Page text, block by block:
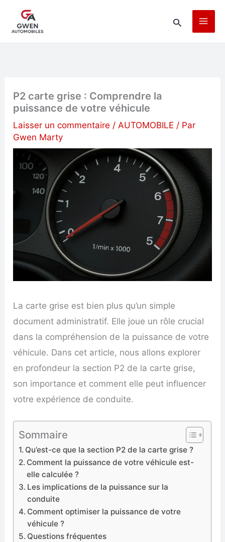
Rechercher
P2 carte grise : Comprendre la
puissance de votre véhicule
Laisser un commentaire /AUTOMOBILE / Par
Gwen Marty
La carte grise est bien plus qu’un simple
document administratif. Elle joue un rôle crucial
dans la compréhension de la puissance de votre
véhicule. Dans cet article, nous allons explorer
en profondeur la section P2 de la carte grise,
son importance et comment elle peut influencer
votre expérience de conduite.
Sommaire
Qu’est-ce que la section P2 de la carte grise ?
Comment la puissance de votre véhicule est-
elle calculée ?
Les implications de la puissance sur la
conduite
Comment optimiser la puissance de votre
véhicule ?
Questions fréquentes